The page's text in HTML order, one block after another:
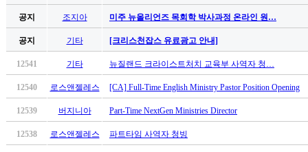
공지 조지아 미주 뉴올리언즈 목회학 박사과정 온라인 원…
공지 기타 [크리스천잡스 유료광고 안내]
12541 기타 뉴질랜드 크라이스트처치 교육부 사역자 청…
12540 로스앤젤레스 [CA] Full-Time English Ministry Pastor Position Opening
12539 버지니아 Part-Time NextGen Ministries Director
12538 로스앤젤레스 파트타임 사역자 청빙